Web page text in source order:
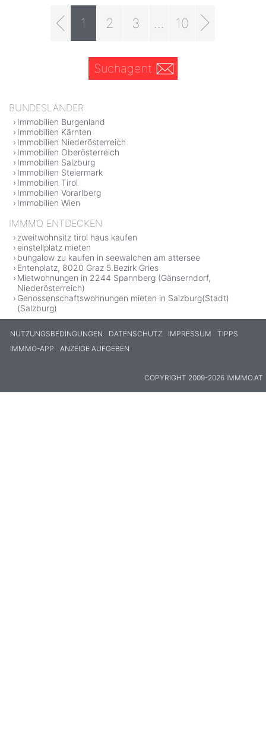
1 2 3 10
Suchagent
BUNDESLÄNDER
Immobilien Burgenland
Immobilien Kärnten
Immobilien Niederösterreich
Immobilien Oberösterreich
Immobilien Salzburg
Immobilien Steiermark
Immobilien Tirol
Immobilien Vorarlberg
Immobilien Wien
IMMMO ENTDECKEN
zweitwohnsitz tirol haus kaufen
einstellplatz mieten
bungalow zu kaufen in seewalchen am attersee
Entenplatz, 8020 Graz 5.Bezirk Gries
Mietwohnungen in 2244 Spannberg (Gänserndorf,
Niederösterreich)
Genossenschaftswohnungen mieten in Salzburg(Stadt)
(Salzburg)
NUTZUNGSBEDINGUNGEN DATENSCHUTZ IMPRESSUM
TIPPS
IMMMO-APP
ANZEIGE AUFGEBEN
COPYRIGHT 2009-2026 IMMMO.AT